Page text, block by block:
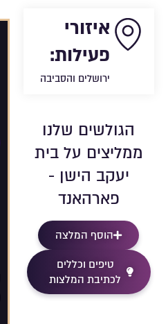
איזורי
פעילות:
ירושלים והסביבה
הגולשים שלנו
ממליצים על בית
יעקב הישן -
פארהאנד
הוסף המלצה
טיפים וכללים
לכתיבת המלצות